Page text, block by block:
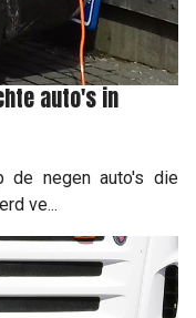
auto's in
de negen auto's die
ve...